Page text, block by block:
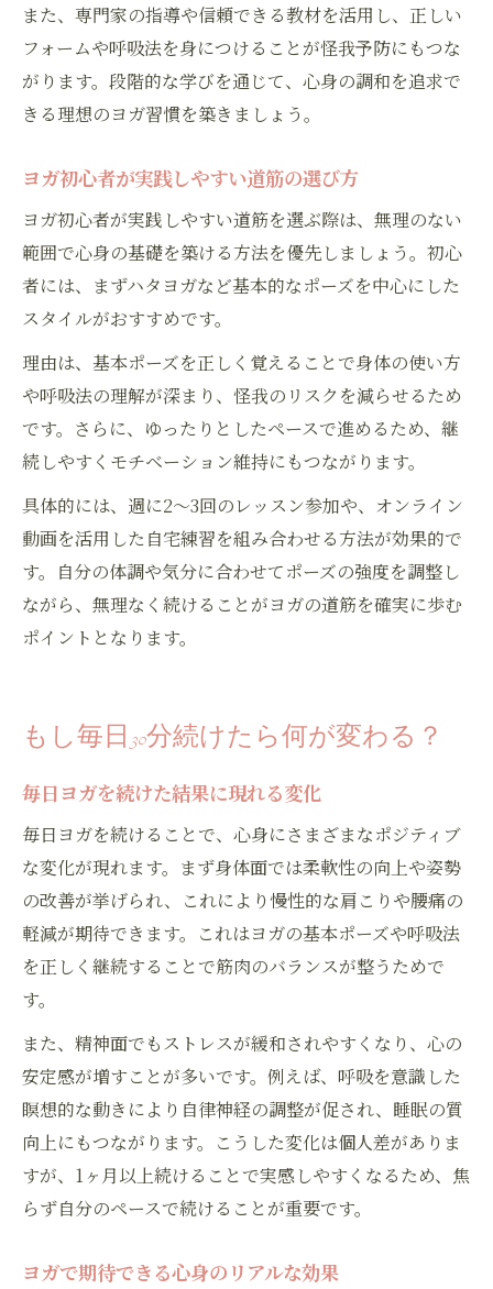
また、専門家の指導や信頼できる教材を活用し、正しい
フォームや呼吸法を身につけることが怪我予防にもつな
がります。段階的な学びを通じて、心身の調和を追求で
きる理想のヨガ習慣を築きましょう。
ヨガ初心者が実践しやすい道筋の選び方
ヨガ初心者が実践しやすい道筋を選ぶ際は、無理のない
範囲で心身の基礎を築ける方法を優先しましょう。初心
者には、まずハタヨガなど基本的なポーズを中心にした
スタイルがおすすめです。
理由は、基本ポーズを正しく覚えることで身体の使い方
や呼吸法の理解が深まり、怪我のリスクを減らせるため
です。さらに、ゆったりとしたペースで進めるため、継
続しやすくモチベーション維持にもつながります。
具体的には、週に2～3回のレッスン参加や、オンライン
動画を活用した自宅練習を組み合わせる方法が効果的で
す。自分の体調や気分に合わせてポーズの強度を調整し
ながら、無理なく続けることがヨガの道筋を確実に歩む
ポイントとなります。
もし毎日30分続けたら何が変わる？
毎日ヨガを続けた結果に現れる変化
毎日ヨガを続けることで、心身にさまざまなポジティブ
な変化が現れます。まず身体面では柔軟性の向上や姿勢
の改善が挙げられ、これにより慢性的な肩こりや腰痛の
軽減が期待できます。これはヨガの基本ポーズや呼吸法
を正しく継続することで筋肉のバランスが整うためで
す。
また、精神面でもストレスが緩和されやすくなり、心の
安定感が増すことが多いです。例えば、呼吸を意識した
瞑想的な動きにより自律神経の調整が促され、睡眠の質
向上にもつながります。こうした変化は個人差がありま
すが、1ヶ月以上続けることで実感しやすくなるため、焦
らず自分のペースで続けることが重要です。
ヨガで期待できる心身のリアルな効果